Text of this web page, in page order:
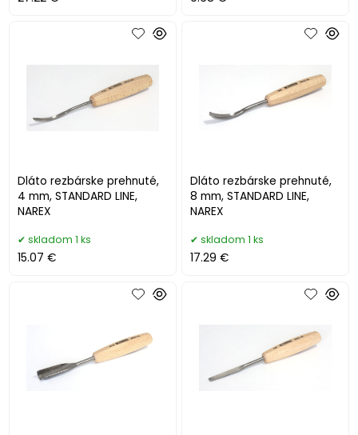
Dláto rezbárske prehnuté,
4 mm, STANDARD LINE,
NAREX
skladom 1 ks
15.07 €
Dláto rezbárske prehnuté,
8 mm, STANDARD LINE,
NAREX
skladom 1 ks
17.29 €